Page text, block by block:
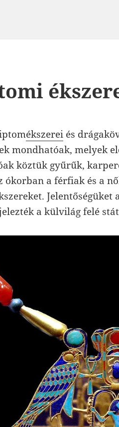
ékszerei és
mondhatóak, melyek
köztük gyűrűk,
ókorban a férfiak és a
Jelentőségüket
a külvilág felé